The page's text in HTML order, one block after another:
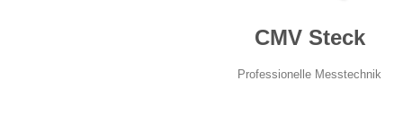
CMV Steck
Professionelle Messtechnik